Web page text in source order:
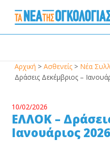
Αρχική > Ασθενείς > Νέα
Δράσεις Δεκέμβριος –
10/02/2026
ΕΛΛΟΚ –
Ιανουάριος 2026